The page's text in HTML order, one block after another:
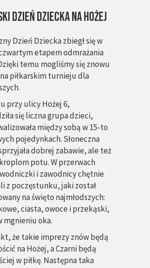
Dzień Dziecka zbiegł się w
etapem odmrażania
temu mogliśmy się znowu
piłkarskim turnieju dla
przy ulicy Hożej 6,
się liczna grupa dzieci,
między sobą w 15-to
pojedynkach. Słoneczna
dobrej zabawie, ale też
potu. W przerwach
i zawodnicy chętnie
z poczęstunku, jaki został
na święto najmłodszych:
ciasta, owoce i przekąski,
mgnieniu oka.
że takie imprezy znów będą
na Hożej, a Czarni będą
w piłkę. Następna taka
dzień dziecka na hożej